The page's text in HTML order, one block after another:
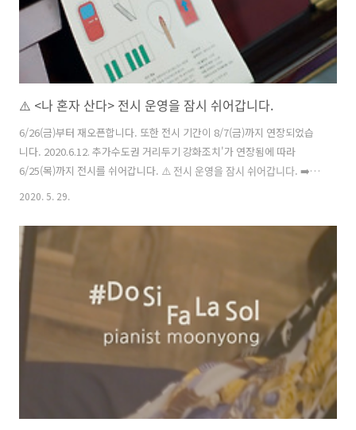
⚠️ <나 혼자 산다> 전시 운영을 잠시 쉬어갑니다.
6/26(금)부터 재오픈합니다. 또한 전시 기간이 8/7(금)까지 연장되었습
니다. 2020.6.12. 추가수도권 거리두기 강화조치'가 연장됨에 따라
6/25(목)까지 전시를 쉬어갑니다. ⚠️ 전시 운영을 잠시 쉬어갑니다. ➡️
오늘 관람 못하시면 6월 중순에 보실 수 있겠어요! #피아니스트문용🎹
권고 방침에 따라 2주간 전시 운영을 잠시 쉬어갑니다. *운영 중단 기간:
5/30(토)..
2020. 5. 29.